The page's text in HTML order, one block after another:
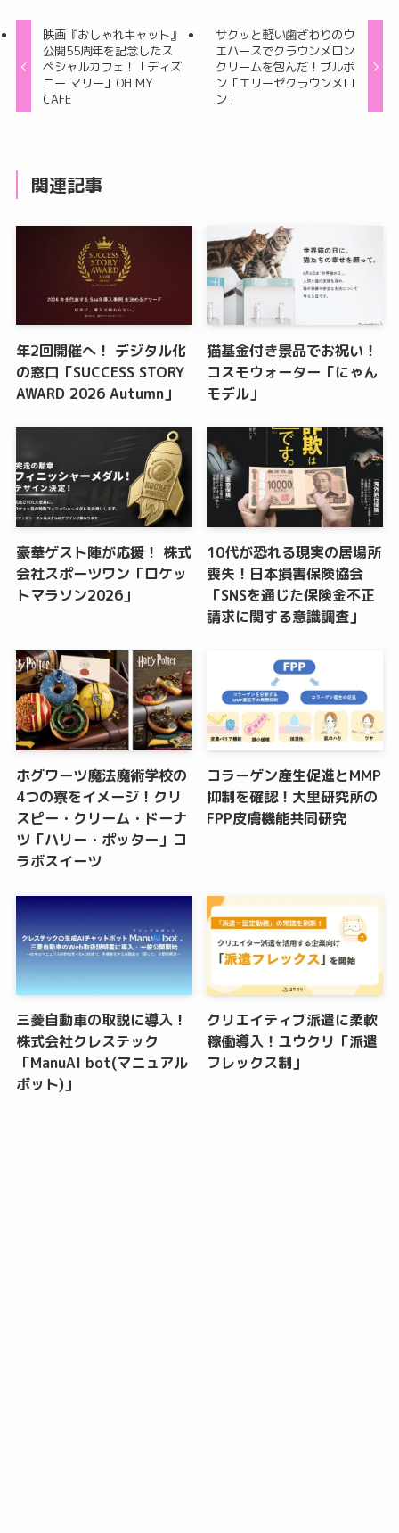
映画『おしゃれキャット』
公開55周年を記念したス
ペシャルカフェ！「ディズ
ニー マリー」OH MY
CAFE
サクッと軽い歯ざわりのウ
エハースでクラウンメロン
クリームを包んだ！ブルボ
ン「エリーゼクラウンメロ
ン」
関連記事
年2回開催へ！ デジタル化
の窓口「SUCCESS STORY
AWARD 2026 Autumn」
猫基金付き景品でお祝い！
コスモウォーター「にゃん
モデル」
豪華ゲスト陣が応援！ 株式
会社スポーツワン「ロケッ
トマラソン2026」
10代が恐れる現実の居場所
喪失！日本損害保険協会
「SNSを通じた保険金不正
請求に関する意識調査」
ホグワーツ魔法魔術学校の
4つの寮をイメージ！クリ
スピー・クリーム・ドーナ
ツ「ハリー・ポッター」コ
ラボスイーツ
コラーゲン産生促進とMMP
抑制を確認！大里研究所の
FPP皮膚機能共同研究
三菱自動車の取説に導入！
株式会社クレステック
「ManuAI bot(マニュアル
ボット)」
クリエイティブ派遣に柔軟
稼働導入！ユウクリ「派遣
フレックス制」